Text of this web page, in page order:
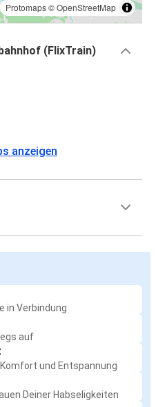
Protomaps©OpenStreetMap
(FlixTrain)
anzeigen
in Verbindung
auf
und Entspannung
Deiner Habseligkeiten